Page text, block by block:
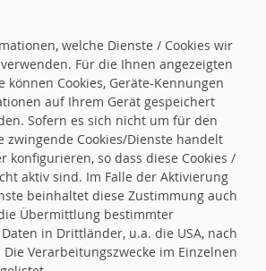
- wir fragen nach -
Volk
UhrOV Mosbach-
Stammtisch
etvl. noch ausfallen.)
werden
Uhr - 20:00 Uhr
welche Dienste / Cookies wir
Für die Ihnen angezeigten
können Cookies, Geräte-Kennungen
auf Ihrem Gerät gespeichert
Sofern es sich nicht um für den
zwingende Cookies/Dienste handelt
konfigurieren, so dass diese Cookies /
aktiv sind. Im Falle der Aktivierung
beinhaltet diese Zustimmung auch
Übermittlung bestimmter
in Drittländer, u.a. die USA, nach
Die Verarbeitungszwecke im Einzelnen